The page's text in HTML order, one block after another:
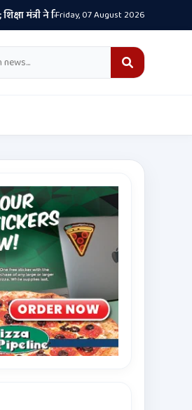
ने विधानसभा में चार सालों का रिपोर्ट कार्ड पेश
Friday, 07 August 2026